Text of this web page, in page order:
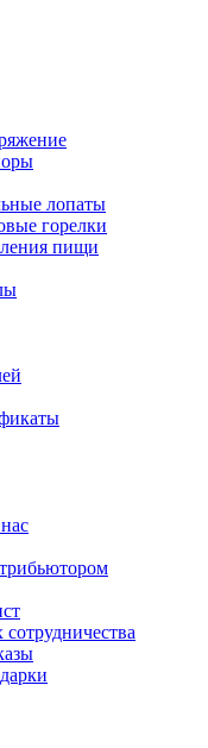
лопаты
горелки
пищи